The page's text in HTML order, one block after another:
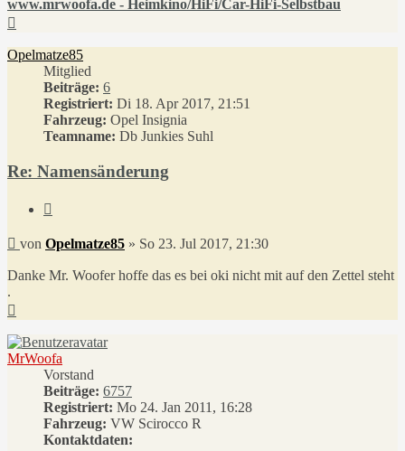
www.mrwoofa.de - Heimkino/HiFi/Car-HiFi-Selbstbau
Opelmatze85
Mitglied
Beiträge: 6
Registriert: Di 18. Apr 2017, 21:51
Fahrzeug: Opel Insignia
Teamname: Db Junkies Suhl
Re: Namensänderung
Beitrag
von Opelmatze85 » So 23. Jul 2017, 21:30
Danke Mr. Woofer hoffe das es bei oki nicht mit auf den Zettel steht
.
oben
MrWoofa
Vorstand
Beiträge: 6757
Registriert: Mo 24. Jan 2011, 16:28
Fahrzeug: VW Scirocco R
Kontaktdaten: